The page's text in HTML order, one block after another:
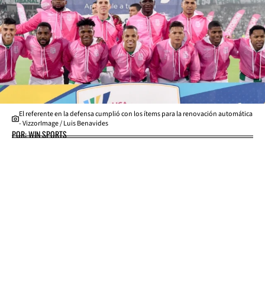
El referente en la defensa cumplió con los ítems para la renovación automática
- VizzorImage / Luis Benavides
POR: WIN SPORTS